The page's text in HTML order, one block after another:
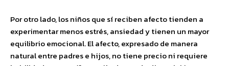
Por otro lado, los niños que sí reciben afecto tienden a
experimentar menos estrés, ansiedad y tienen un mayor
equilibrio emocional. El afecto, expresado de manera
natural entre padres e hijos, no tiene precio ni requiere